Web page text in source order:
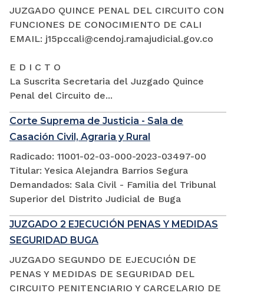
JUZGADO QUINCE PENAL DEL CIRCUITO CON
FUNCIONES DE CONOCIMIENTO DE CALI
EMAIL: j15pccali@cendoj.ramajudicial.gov.co
E D I C T O
La Suscrita Secretaria del Juzgado Quince
Penal del Circuito de...
Corte Suprema de Justicia - Sala de
Casación Civil, Agraria y Rural
Radicado: 11001-02-03-000-2023-03497-00
Titular: Yesica Alejandra Barrios Segura
Demandados: Sala Civil - Familia del Tribunal
Superior del Distrito Judicial de Buga
JUZGADO 2 EJECUCIÓN PENAS Y MEDIDAS
SEGURIDAD BUGA
JUZGADO SEGUNDO DE EJECUCIÓN DE
PENAS Y MEDIDAS DE SEGURIDAD DEL
CIRCUITO PENITENCIARIO Y CARCELARIO DE